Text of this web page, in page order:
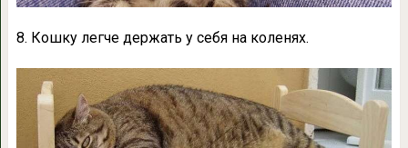
8. Кошку легче держать у себя на коленях.